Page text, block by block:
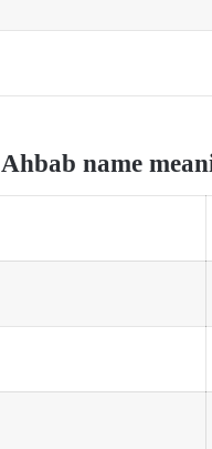
Ahbab name